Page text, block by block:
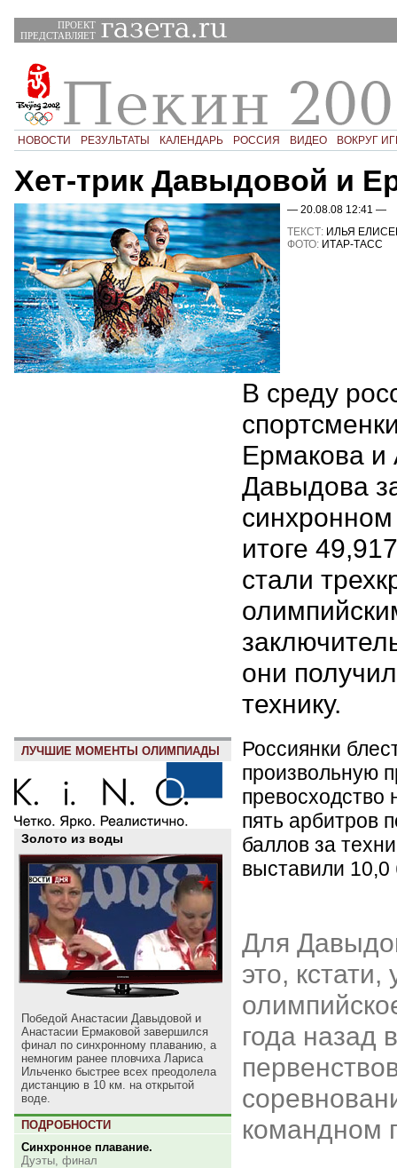
ПРОЕКТ
ПРЕДСТАВЛЯЕТ
НОВОСТИ РЕЗУЛЬТАТЫ КАЛЕНДАРЬ РОССИЯ ВИДЕО ВОКРУГ
Хет-трик Давыдовой и
— 20.08.08 12:41 —
ТЕКСТ: ИЛЬЯ
ФОТО: ИТАР-ТАСС
В среду
Ермакова и
Давыдова
итоге
стали
они
технику.
ЛУЧШИЕ МОМЕНТЫ ОЛИМПИАДЫ
Золото из воды
Победой Анастасии Давыдовой и
Анастасии Ермаковой завершился
финал по синхронному плаванию, а
немногим ранее пловчиха Лариса
Ильченко быстрее всех преодолела
дистанцию в 10 км. на открытой
воде.
ПОДРОБНОСТИ
Синхронное плавание.
Дуэты, финал
Россиянки
произвольную
превосходство
пять арбитров
баллов за
выставили 10,0
Для
это, кстати,
года назад
командном